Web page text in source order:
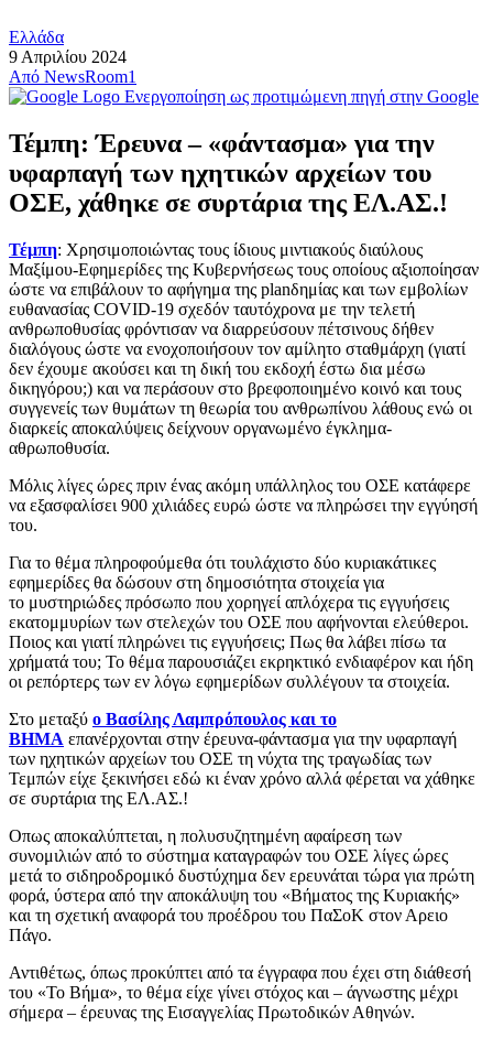
Ελλάδα
9 Απριλίου 2024
Από NewsRoom1
Ενεργοποίηση ως προτιμώμενη πηγή στην Google
Τέμπη: Έρευνα – «φάντασμα» για την
υφαρπαγή των ηχητικών αρχείων του
ΟΣΕ, χάθηκε σε συρτάρια της ΕΛ.ΑΣ.!
Τέμπη: Χρησιμοποιώντας τους ίδιους μιντιακούς διαύλους
Μαξίμου-Εφημερίδες της Κυβερνήσεως τους οποίους αξιοποίησαν
ώστε να επιβάλουν το αφήγημα της planδημίας και των εμβολίων
ευθανασίας COVID-19 σχεδόν ταυτόχρονα με την τελετή
ανθρωποθυσίας φρόντισαν να διαρρεύσουν πέτσινους δήθεν
διαλόγους ώστε να ενοχοποιήσουν τον αμίλητο σταθμάρχη (γιατί
δεν έχουμε ακούσει και τη δική του εκδοχή έστω δια μέσω
δικηγόρου;) και να περάσουν στο βρεφοποιημένο κοινό και τους
συγγενείς των θυμάτων τη θεωρία του ανθρωπίνου λάθους ενώ οι
διαρκείς αποκαλύψεις δείχνουν οργανωμένο έγκλημα-
αθρωποθυσία.
Μόλις λίγες ώρες πριν ένας ακόμη υπάλληλος του ΟΣΕ κατάφερε
να εξασφαλίσει 900 χιλιάδες ευρώ ώστε να πληρώσει την εγγύησή
του.
Για το θέμα πληροφούμεθα ότι τουλάχιστο δύο κυριακάτικες
εφημερίδες θα δώσουν στη δημοσιότητα στοιχεία για
το μυστηριώδες πρόσωπο που χορηγεί απλόχερα τις εγγυήσεις
εκατομμυρίων των στελεχών του ΟΣΕ που αφήνονται ελεύθεροι.
Ποιος και γιατί πληρώνει τις εγγυήσεις; Πως θα λάβει πίσω τα
χρήματά του; Το θέμα παρουσιάζει εκρηκτικό ενδιαφέρον και ήδη
οι ρεπόρτερς των εν λόγω εφημερίδων συλλέγουν τα στοιχεία.
Στο μεταξύ ο Βασίλης Λαμπρόπουλος και το
ΒΗΜΑ επανέρχονται στην έρευνα-φάντασμα για την υφαρπαγή
των ηχητικών αρχείων του ΟΣΕ τη νύχτα της τραγωδίας των
Τεμπών είχε ξεκινήσει εδώ κι έναν χρόνο αλλά φέρεται να χάθηκε
σε συρτάρια της ΕΛ.ΑΣ.!
Οπως αποκαλύπτεται, η πολυσυζητημένη αφαίρεση των
συνομιλιών από το σύστημα καταγραφών του ΟΣΕ λίγες ώρες
μετά το σιδηροδρομικό δυστύχημα δεν ερευνάται τώρα για πρώτη
φορά, ύστερα από την αποκάλυψη του «Βήματος της Κυριακής»
και τη σχετική αναφορά του προέδρου του ΠαΣοΚ στον Αρειο
Πάγο.
Αντιθέτως, όπως προκύπτει από τα έγγραφα που έχει στη διάθεσή
του «Το Βήμα», το θέμα είχε γίνει στόχος και – άγνωστης μέχρι
σήμερα – έρευνας της Εισαγγελίας Πρωτοδικών Αθηνών.